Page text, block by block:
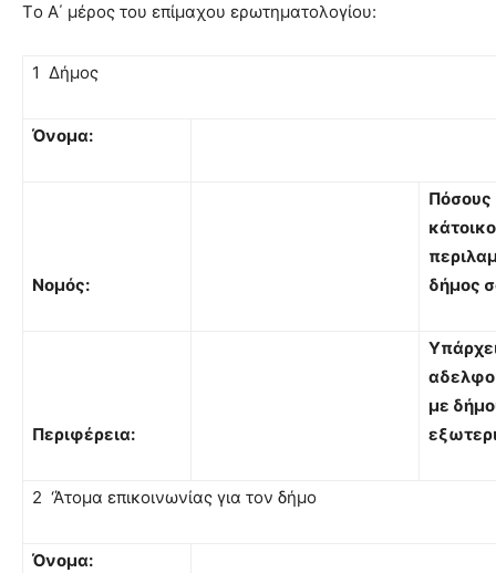
Tο A΄ μέρος του επίμαχου ερωτηματολογίου:
1 Δήμος
Όνομα:
Νομός:
Πόσους
δήμος
Περιφέρεια:
με
2 ‘Άτομα επικοινωνίας για τον δήμο
Όνομα: